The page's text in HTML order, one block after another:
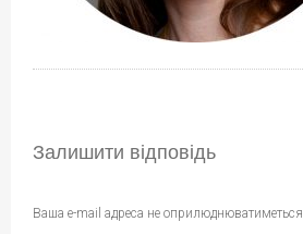
Залишити відповідь
Ваша e-mail адреса не оприлюднюватиметься.